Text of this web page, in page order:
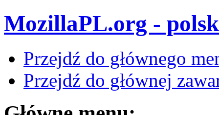
MozillaPL.org -
Przejdź do głównego
Przejdź do głównej